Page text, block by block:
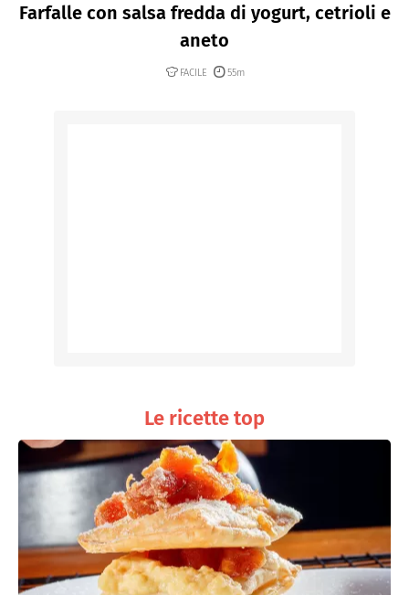
Farfalle con salsa fredda di yogurt, cetrioli e
aneto
FACILE 55m
Le ricette top